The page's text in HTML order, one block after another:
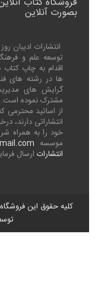
بصورت آنلاین
انتشارات ادیبان
توسعه علم و
اقدام به چاپ کتاب
ها در رشته های
گرایش های
مشترک نموده است.
از اساتید محترمی
انتشاراتی دارند،
خود را به همراه
موسسه
انتشاراتارسال
کلیه حقوق این فروشگاه